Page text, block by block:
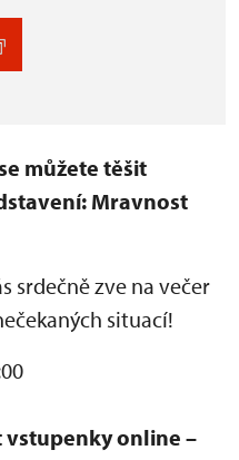
můžete těšit
Mravnost
srdečně zve na večer
situací!
online –